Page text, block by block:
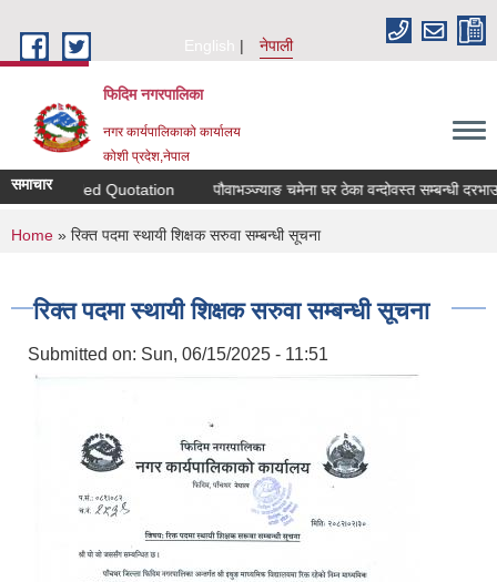
English
नेपाली
फिदिम नगरपालिका
नगर कार्यपालिकाको कार्यालय
कोशी प्रदेश,नेपाल
समाचार
for Sealed Quotation पौवाभञ्ज्याङ चमेना घर ठेका वन्दोवस्त सम्बन्धी
You are here
Home » रिक्त पदमा स्थायी शिक्षक सरुवा सम्बन्धी सूचना
रिक्त पदमा स्थायी शिक्षक सरुवा सम्बन्धी सूचना
Submitted on: Sun, 06/15/2025 - 11:51